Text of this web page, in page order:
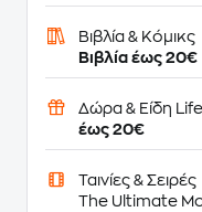
Βιβλία & Κόμικς
Βιβλία έως 20€
Δώρα & Είδη
έως 20€
Ταινίες & Σειρές
The Ultimate